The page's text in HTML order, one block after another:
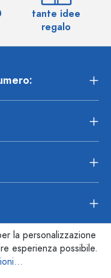
tante idee
regalo
la personalizzazione
esperienza possibile.